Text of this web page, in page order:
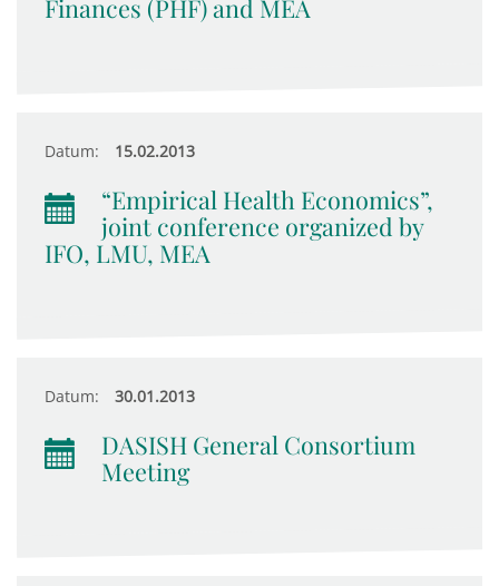
Finances (PHF) and MEA
Datum: 15.02.2013
“Empirical Health Economics”,
joint conference organized by
IFO, LMU, MEA
Datum: 30.01.2013
DASISH General Consortium
Meeting